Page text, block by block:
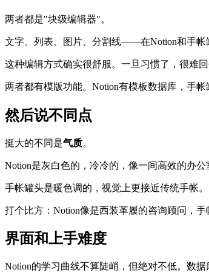
两者都是"块级编辑器"。
文字、列表、图片、分割线——在Notion和手帐
这种编辑方式确实很舒服。一旦习惯了，很难回
两者都有模版功能。Notion有模板数据库，手
然后说不同点
挺大的不同是气质。
Notion是灰白色的，冷冷的，像一间高效的办
手帐罐头是暖色调的，视觉上更接近传统手帐
打个比方：Notion像是西装革履的咨询顾问，
界面和上手难度
Notion的学习曲线不算陡峭，但绝对不低。数